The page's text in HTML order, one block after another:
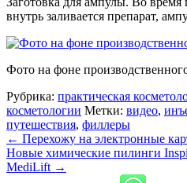
внутрь заливается препарат,
Фото на фоне
Рубрика: практическая
косметологии Метки: видео,
путешествия, филлеры
← Перехожу на электронные
Новые химические пилинги
MediLift →